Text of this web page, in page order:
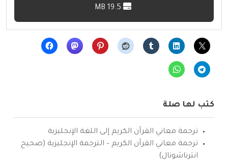
كتب لها صلة
ترجمة معاني القرآن الكريم إلى اللغة الإنجليزية
ترجمة معاني القرآن الكريم – الترجمة الإنجليزية (صحيح
انترناشونال)